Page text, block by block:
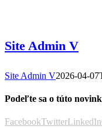
Site Admin V
Site Admin V2026-04-
Podeľte sa o túto
FacebookTwitterLinkedIn